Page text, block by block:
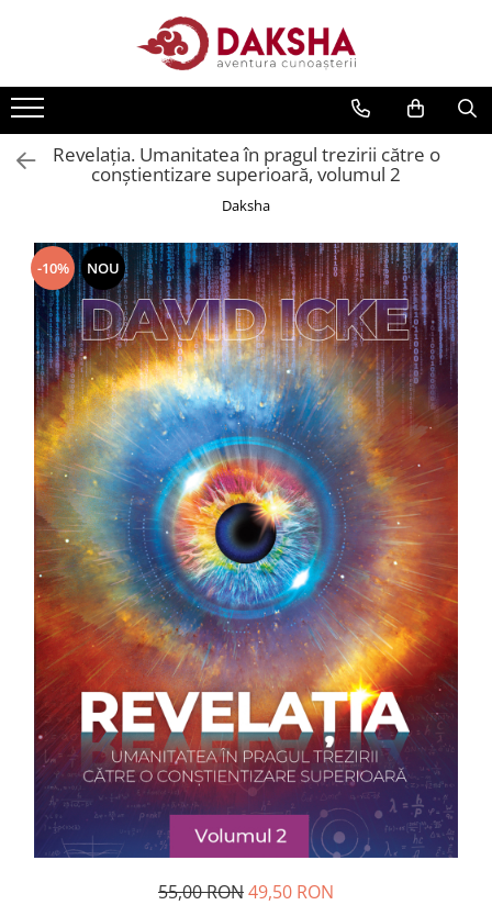
Editura Daksha
Seria Radu Cinamar
Seria Anton Parks
Seria Immanuel Velikovsky
Dezvăluiri
Spiritualitate
Extratereștrii
OZN
Transformare spirituală
Psihologie
Dezvoltare personală
Astrologie
Știință
Seria Montauk
Mistere
Seria Chico Xavier
Seria Helena Blavatsky
Oracole
Sănătate
Umor
Ficțiune
Revelația. Umanitatea în pragul trezirii către o
conştientizare superioară, volumul 2
Daksha
-10% NOU
55,00 RON49,50 RON